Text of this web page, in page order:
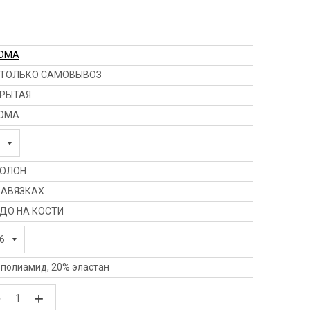
ТОЛЬКО САМОВЫВОЗ
НА КОСТИ
20% эластан
+